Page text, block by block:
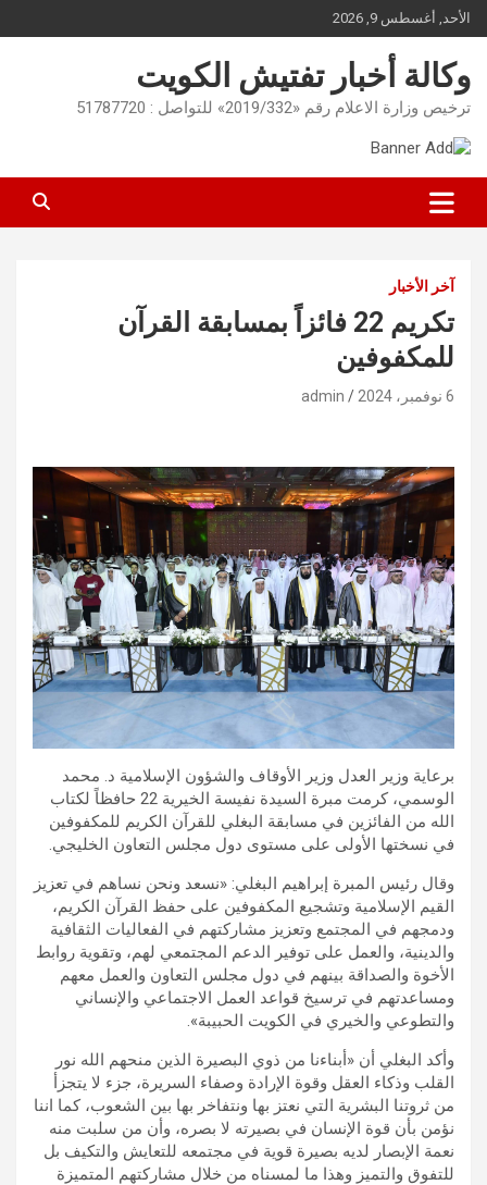
Skip
to
content
الأحد, أغسطس 9, 2026
وكالة أخبار تفتيش الكويت
ترخيص وزارة الاعلام رقم «2019/332» للتواصل : 51787720
آخر الأخبار
تكريم 22 فائزاً بمسابقة القرآن
للمكفوفين
6 نوفمبر، 2024 admin
برعاية وزير العدل وزير الأوقاف والشؤون الإسلامية د. محمد
الوسمي، كرمت مبرة السيدة نفيسة الخيرية 22 حافظاً لكتاب
الله من الفائزين في مسابقة البغلي للقرآن الكريم للمكفوفين
في نسختها الأولى على مستوى دول مجلس التعاون الخليجي.
وقال رئيس المبرة إبراهيم البغلي: «نسعد ونحن نساهم في تعزيز
القيم الإسلامية وتشجيع المكفوفين على حفظ القرآن الكريم،
ودمجهم في المجتمع وتعزيز مشاركتهم في الفعاليات الثقافية
والدينية، والعمل على توفير الدعم المجتمعي لهم، وتقوية روابط
الأخوة والصداقة بينهم في دول مجلس التعاون والعمل معهم
ومساعدتهم في ترسيخ قواعد العمل الاجتماعي والإنساني
والتطوعي والخيري في الكويت الحبيبة».
وأكد البغلي أن «أبناءنا من ذوي البصيرة الذين منحهم الله نور
القلب وذكاء العقل وقوة الإرادة وصفاء السريرة، جزء لا يتجزأ
من ثروتنا البشرية التي نعتز بها ونتفاخر بها بين الشعوب، كما اننا
نؤمن بأن قوة الإنسان في بصيرته لا بصره، وأن من سلبت منه
نعمة الإبصار لديه بصيرة قوية في مجتمعه للتعايش والتكيف بل
للتفوق والتميز وهذا ما لمسناه من خلال مشاركتهم المتميزة